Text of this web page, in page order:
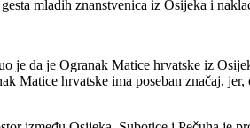
mladih znanstvenica iz Osijeka i
je da je Ogranak Matice hrvatske iz
Matice hrvatske ima poseban značaj,